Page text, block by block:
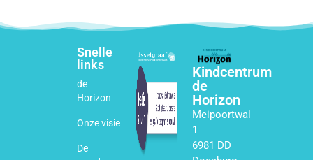
Snelle
links
de
Horizon
Onze visie
De
Kindcentrum
de
Horizon
Meipoortwal
1
6981 DD